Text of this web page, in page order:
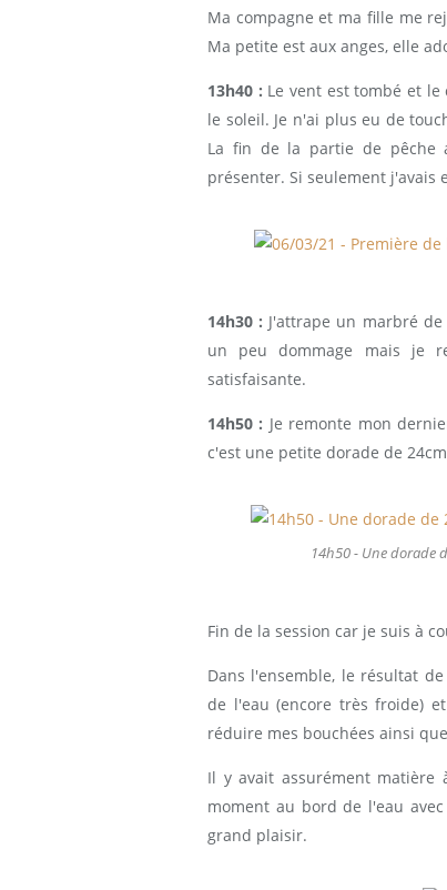
Ma compagne et ma fille me
Ma petite est aux anges, elle
13h40 : Le vent est tombé et
le soleil. Je n'ai plus eu de
La fin de la partie de pêche
présenter. Si seulement j'avais
14h30 : J'attrape un marbré
un peu dommage mais je
satisfaisante.
14h50 : Je remonte mon
c'est une petite dorade de
14h50 - Une dorade
Fin de la session car je suis à
Dans l'ensemble, le résultat
de l'eau (encore très froide)
réduire mes bouchées ainsi
Il y avait assurément matière
moment au bord de l'eau
grand plaisir.